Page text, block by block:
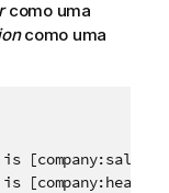
como uma
como uma
is